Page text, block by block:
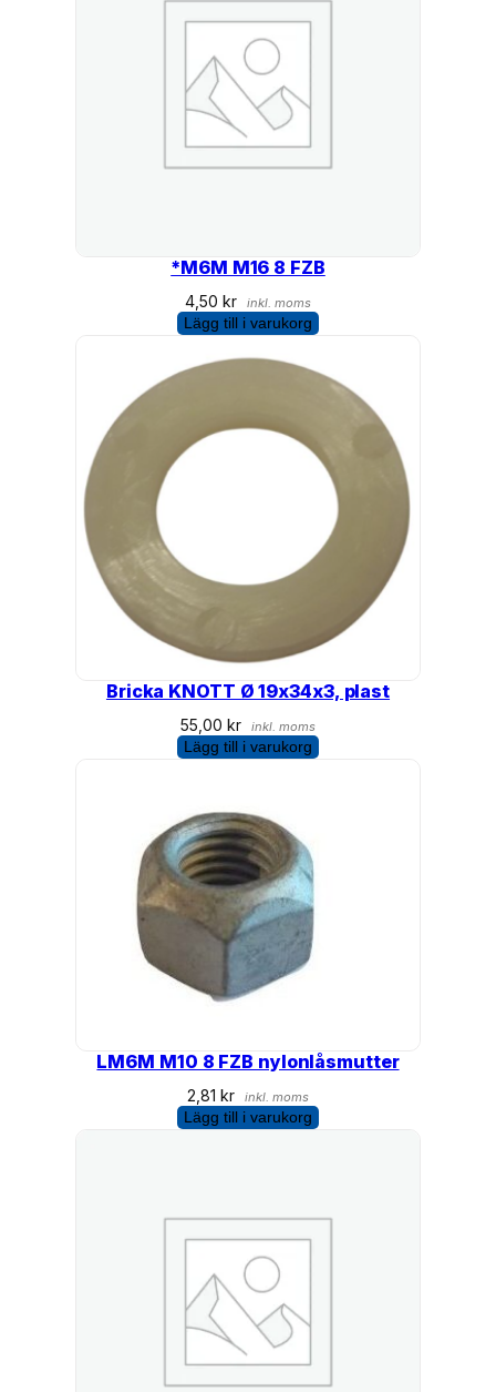
*M6M M16 8 FZB
4,50kr inkl. moms
Lägg till i varukorg
Bricka KNOTT Ø 19x34x3, plast
55,00kr inkl. moms
Lägg till i varukorg
LM6M M10 8 FZB nylonlåsmutter
2,81kr inkl. moms
Lägg till i varukorg